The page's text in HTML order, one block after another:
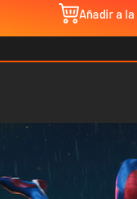
Añadir a